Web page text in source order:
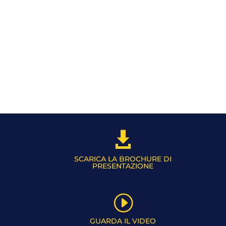

SCARICA LA BROCHURE DI
PRESENTAZIONE
I
GUARDA IL VIDEO